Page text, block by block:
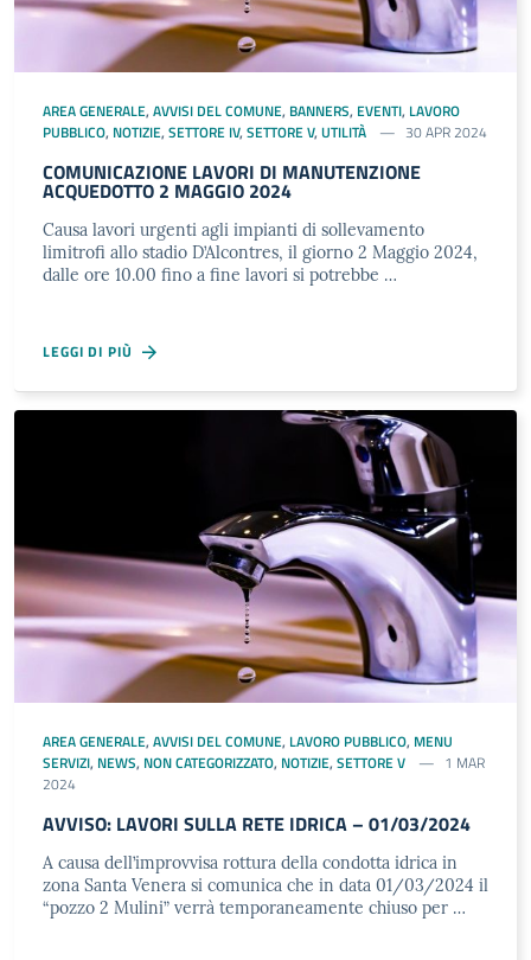
AREA GENERALE, AVVISI DEL COMUNE, BANNERS, EVENTI, LAVORO
PUBBLICO, NOTIZIE, SETTORE IV, SETTORE V, UTILITÀ 30 APR 2024
COMUNICAZIONE LAVORI DI MANUTENZIONE
ACQUEDOTTO 2 MAGGIO 2024
Causa lavori urgenti agli impianti di sollevamento
limitrofi allo stadio D’Alcontres, il giorno 2 Maggio 2024,
dalle ore 10.00 fino a fine lavori si potrebbe …
LEGGI DI PIÙ
AREA GENERALE, AVVISI DEL COMUNE, LAVORO PUBBLICO, MENU
SERVIZI, NEWS, NON CATEGORIZZATO, NOTIZIE, SETTORE V
1 MAR
2024
AVVISO: LAVORI SULLA RETE IDRICA – 01/03/2024
A causa dell’improvvisa rottura della condotta idrica in
zona Santa Venera si comunica che in data 01/03/2024 il
“pozzo 2 Mulini” verrà temporaneamente chiuso per …